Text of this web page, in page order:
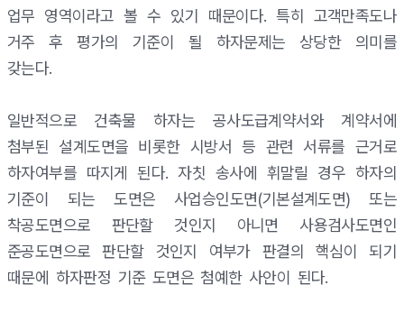
업무 영역이라고 볼 수 있기 때문이다. 특히 고객만족도나
거주 후 평가의 기준이 될 하자문제는 상당한 의미를
갖는다.
일반적으로 건축물 하자는 공사도급계약서와 계약서에
첨부된 설계도면을 비롯한 시방서 등 관련 서류를 근거로
하자여부를 따지게 된다. 자칫 송사에 휘말릴 경우 하자의
기준이 되는 도면은 사업승인도면(기본설계도면) 또는
착공도면으로 판단할 것인지 아니면 사용검사도면인
준공도면으로 판단할 것인지 여부가 판결의 핵심이 되기
때문에 하자판정 기준 도면은 첨예한 사안이 된다.